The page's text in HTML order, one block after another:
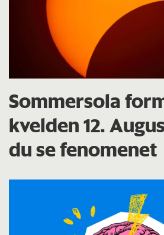
Sommersola
kvelden 12.
du se fenomenet